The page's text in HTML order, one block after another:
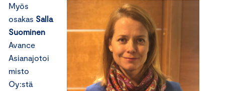
Myös
osakas Salla
Suominen
Avance
Asianajotoi
misto
Oy:stä